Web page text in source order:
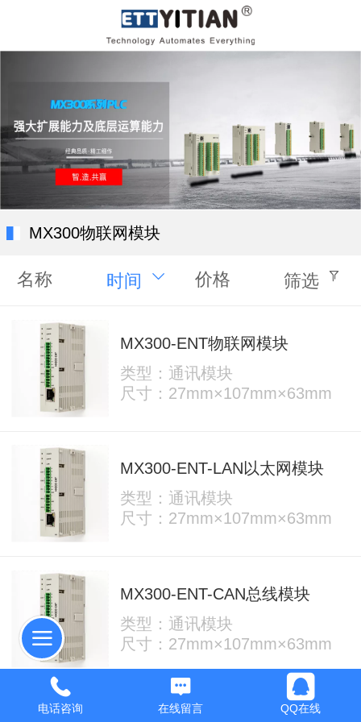
MX300物联网模块
名称 时间 价格 筛选
MX300-ENT物联网模块
类型：通讯模块
尺寸：27mm×107mm×63mm
MX300-ENT-LAN以太网模块
类型：通讯模块
尺寸：27mm×107mm×63mm
MX300-ENT-CAN总线模块
类型：通讯模块
尺寸：27mm×107mm×63mm
电话咨询 在线留言 QQ在线